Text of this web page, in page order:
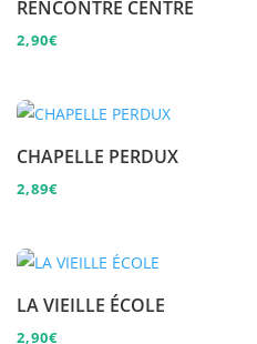
RENCONTRE CENTRE
2,90€
CHAPELLE PERDUX
2,89€
LA VIEILLE ÉCOLE
2,90€